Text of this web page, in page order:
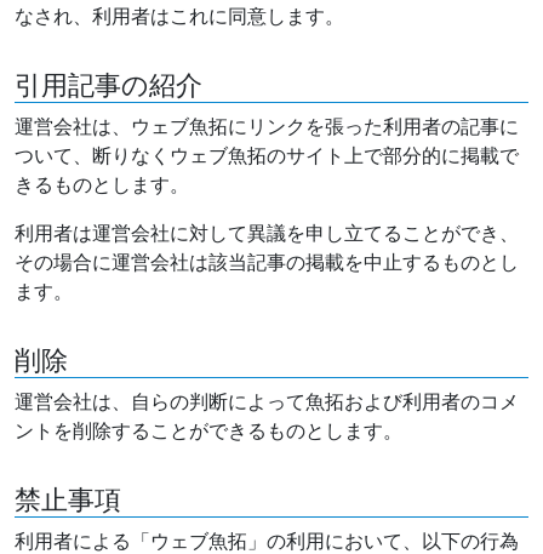
なされ、利用者はこれに同意します。
引用記事の紹介
運営会社は、ウェブ魚拓にリンクを張った利用者の記事に
ついて、断りなくウェブ魚拓のサイト上で部分的に掲載で
きるものとします。
利用者は運営会社に対して異議を申し立てることができ、
その場合に運営会社は該当記事の掲載を中止するものとし
ます。
削除
運営会社は、自らの判断によって魚拓および利用者のコメ
ントを削除することができるものとします。
禁止事項
利用者による「ウェブ魚拓」の利用において、以下の行為